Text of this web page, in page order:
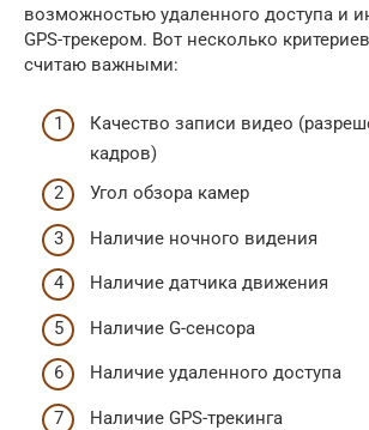
возможностью удаленного доступа и
GPS-трекером. Вот несколько
считаю важными:
Качество записи видео
кадров)
Угол обзора камер
Наличие ночного видения
Наличие датчика движения
Наличие G-сенсора
Наличие удаленного доступа
Наличие GPS-трекинга